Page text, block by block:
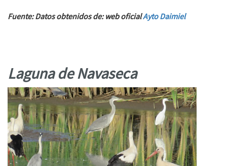
Fuente: Datos obtenidos de: web oficialAyto Daimiel
Laguna de Navaseca